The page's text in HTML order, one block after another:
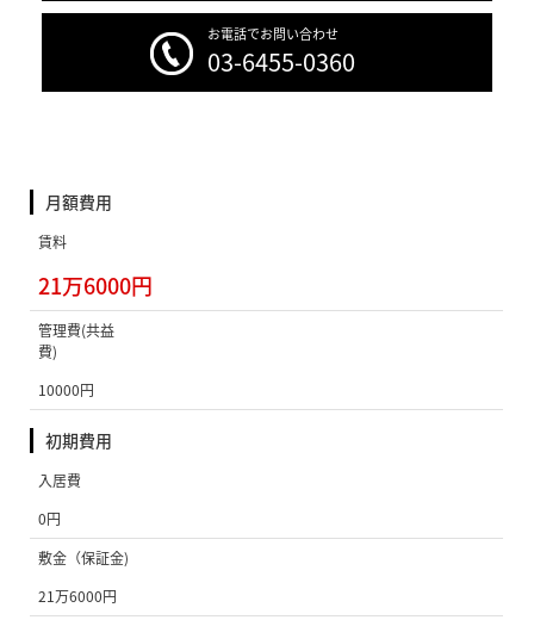
お電話でお問い合わせ
03-6455-0360
月額費用
賃料
21万6000円
管理費(共益
費)
10000円
初期費用
入居費
0円
敷金（保証金)
21万6000円